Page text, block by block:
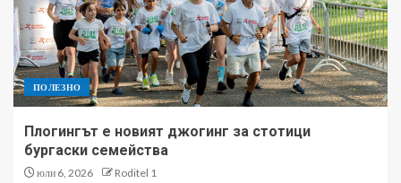
ПОЛЕЗНО
Плогингът е новият джогинг за стотици
бургаски семейства
юли 6, 2026 Roditel 1